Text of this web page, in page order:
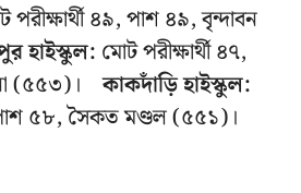
পরীক্ষার্থী ৪৯, পাশ ৪৯, বৃন্দাবন
হাইস্কুল: মোট পরীক্ষার্থী ৪৭,
(৫৫৩)।কাকদাঁড়ি হাইস্কুল:
পাশ ৫৮, সৈকত মণ্ডল (৫৫১)।